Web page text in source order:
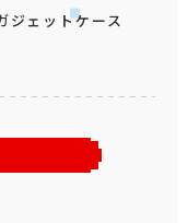
ェットケース